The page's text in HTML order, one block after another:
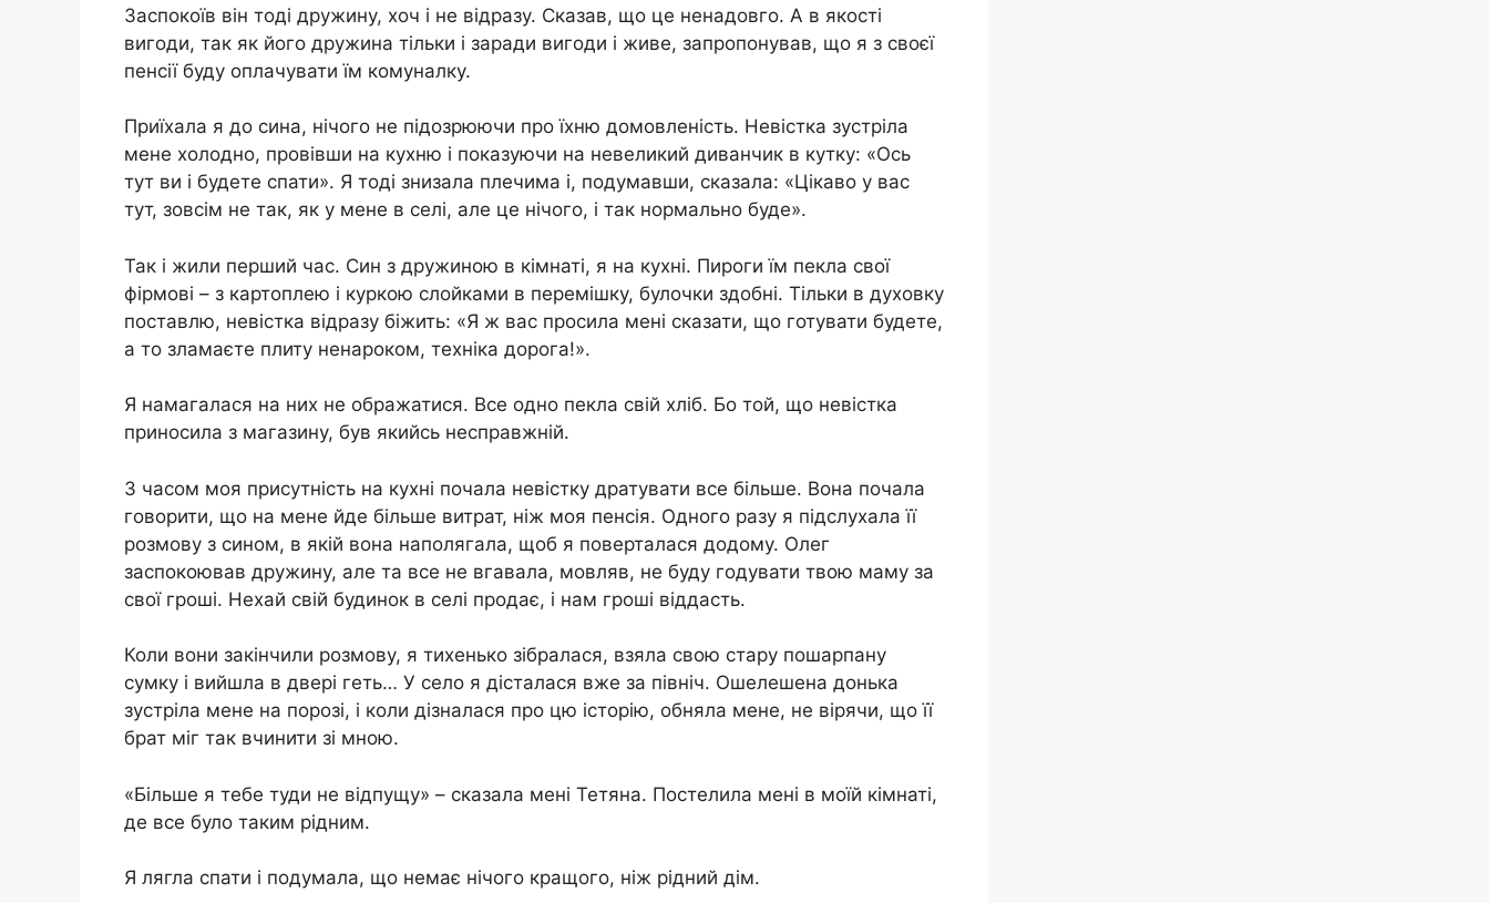
Заспокоїв він тоді дружину, хоч і не відразу. Сказав, що це ненадовго. А в якості
вигоди, так як його дружина тільки і заради вигоди і живе, запропонував, що я з своєї
пенсії буду оплачувати їм комуналку.
Приїхала я до сина, нічого не підозрюючи про їхню домовленість. Невістка зустріла
мене холодно, провівши на кухню і показуючи на невеликий диванчик в кутку: «Ось
тут ви і будете спати». Я тоді знизала плечима і, подумавши, сказала: «Цікаво у вас
тут, зовсім не так, як у мене в селі, але це нічого, і так нормально буде».
Так і жили перший час. Син з дружиною в кімнаті, я на кухні. Пироги їм пекла свої
фірмові – з картоплею і куркою слойками в перемішку, булочки здобні. Тільки в духовку
поставлю, невістка відразу біжить: «Я ж вас просила мені сказати, що готувати будете,
а то зламаєте плиту ненароком, техніка дорога!».
Я намагалася на них не ображатися. Все одно пекла свій хліб. Бо той, що невістка
приносила з магазину, був якийсь несправжній.
З часом моя присутність на кухні почала невістку дратувати все більше. Вона почала
говорити, що на мене йде більше витрат, ніж моя пенсія. Одного разу я підслухала її
розмову з сином, в якій вона наполягала, щоб я поверталася додому. Олег
заспокоював дружину, але та все не вгавала, мовляв, не буду годувати твою маму за
свої гроші. Нехай свій будинок в селі продає, і нам гроші віддасть.
Коли вони закінчили розмову, я тихенько зібралася, взяла свою стару пошарпану
сумку і вийшла в двері геть… У село я дісталася вже за північ. Ошелешена донька
зустріла мене на порозі, і коли дізналася про цю історію, обняла мене, не вірячи, що її
брат міг так вчинити зі мною.
«Більше я тебе туди не відпущу» – сказала мені Тетяна. Постелила мені в моїй кімнаті,
де все було таким рідним.
Я лягла спати і подумала, що немає нічого кращого, ніж рідний дім.